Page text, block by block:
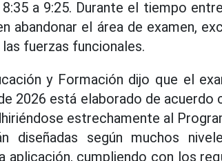
a 9:25. Durante el tiempo
abandonar el área de examen,
fuerzas funcionales.
y Formación dijo que el
2026 está elaborado de acuerdo
estrechamente al
diseñadas según muchos
aplicación, cumpliendo con los